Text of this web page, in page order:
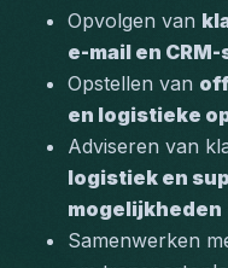
Opvolgen van
e-mail en
Opstellen van
en logistieke
Adviseren van
logistiek en
mogelijkheden
Samenwerken